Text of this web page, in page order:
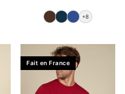
+8
Fait en France